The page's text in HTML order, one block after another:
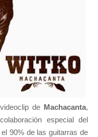
de Machacanta,
especial del
90% de las guitarras de